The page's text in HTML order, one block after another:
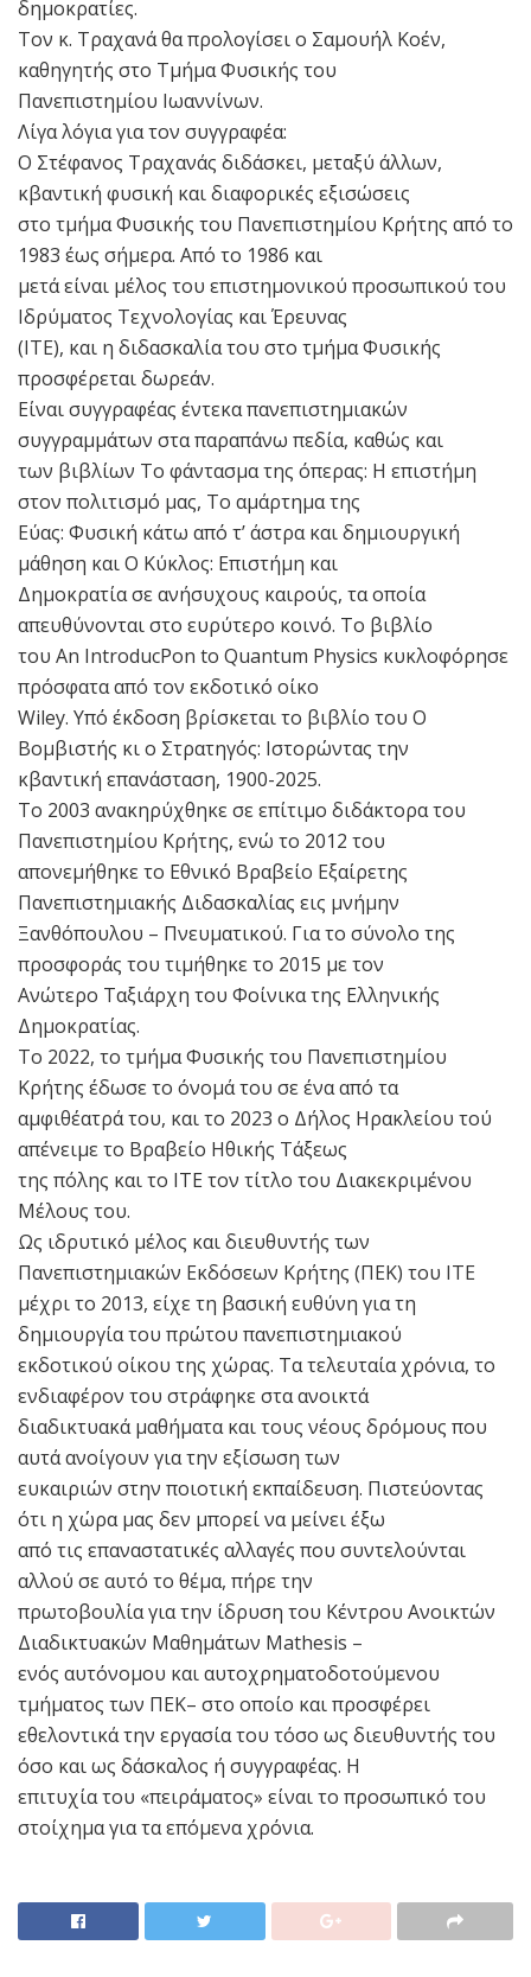
δημοκρατίες.
Tον κ. Τραχανά θα προλογίσει ο Σαμουήλ Κοέν,
καθηγητής στο Τμήμα Φυσικής του
Πανεπιστημίου Ιωαννίνων.
Λίγα λόγια για τον συγγραφέα:
Ο Στέφανος Τραχανάς διδάσκει, μεταξύ άλλων,
κβαντική φυσική και διαφορικές εξισώσεις
στο τμήμα Φυσικής του Πανεπιστημίου Κρήτης από το
1983 έως σήμερα. Από το 1986 και
µετά είναι µέλος του επιστημονικού προσωπικού του
Ιδρύματος Τεχνολογίας και Έρευνας
(ΙΤΕ), και η διδασκαλία του στο τμήμα Φυσικής
προσφέρεται δωρεάν.
Είναι συγγραφέας έντεκα πανεπιστημιακών
συγγραµµάτων στα παραπάνω πεδία, καθώς και
των βιβλίων Το φάντασµα της όπερας: Η επιστήµη
στον πολιτισµό µας, Το αµάρτηµα της
Εύας: Φυσική κάτω από τ’ άστρα και δηµιουργική
µάθηση και Ο Κύκλος: Επιστήμη και
Δημοκρατία σε ανήσυχους καιρούς, τα οποία
απευθύνονται στο ευρύτερο κοινό. Το βιβλίο
του An IntroducPon to Quantum Physics κυκλοφόρησε
πρόσφατα από τον εκδοτικό οίκο
Wiley. Υπό έκδοση βρίσκεται το βιβλίο του Ο
Βομβιστής κι ο Στρατηγός: Ιστορώντας την
κβαντική επανάσταση, 1900-2025.
Το 2003 ανακηρύχθηκε σε επίτιμο διδάκτορα του
Πανεπιστημίου Κρήτης, ενώ το 2012 του
απονεμήθηκε το Εθνικό Βραβείο Εξαίρετης
Πανεπιστημιακής Διδασκαλίας εις µνήµην
Ξανθόπουλου – Πνευµατικού. Για το σύνολο της
προσφοράς του τιµήθηκε το 2015 µε τον
Ανώτερο Ταξιάρχη του Φοίνικα της Ελληνικής
Δημοκρατίας.
Το 2022, το τµήµα Φυσικής του Πανεπιστημίου
Κρήτης έδωσε το όνομά του σε ένα από τα
αμφιθέατρά του, και το 2023 ο Δήλος Ηρακλείου τού
απένειμε το Βραβείο Ηθικής Τάξεως
της πόλης και το ΙΤΕ τον τίτλο του Διακεκριμένου
Μέλους του.
Ως ιδρυτικό µέλος και διευθυντής των
Πανεπιστημιακών Εκδόσεων Κρήτης (ΠΕΚ) του ΙΤΕ
µέχρι το 2013, είχε τη βασική ευθύνη για τη
δημιουργία του πρώτου πανεπιστημιακού
εκδοτικού οίκου της χώρας. Τα τελευταία χρόνια, το
ενδιαφέρον του στράφηκε στα ανοικτά
διαδικτυακά µαθήµατα και τους νέους δρόµους που
αυτά ανοίγουν για την εξίσωση των
ευκαιριών στην ποιοτική εκπαίδευση. Πιστεύοντας
ότι η χώρα µας δεν µπορεί να µείνει έξω
από τις επαναστατικές αλλαγές που συντελούνται
αλλού σε αυτό το θέμα, πήρε την
πρωτοβουλία για την ίδρυση του Κέντρου Ανοικτών
Διαδικτυακών Μαθηµάτων Mathesis –
ενός αυτόνομου και αυτοχρηµατοδοτούµενου
τμήματος των ΠΕΚ– στο οποίο και προσφέρει
εθελοντικά την εργασία του τόσο ως διευθυντής του
όσο και ως δάσκαλος ή συγγραφέας. Η
επιτυχία του «πειράµατος» είναι το προσωπικό του
στοίχηµα για τα επόµενα χρόνια.